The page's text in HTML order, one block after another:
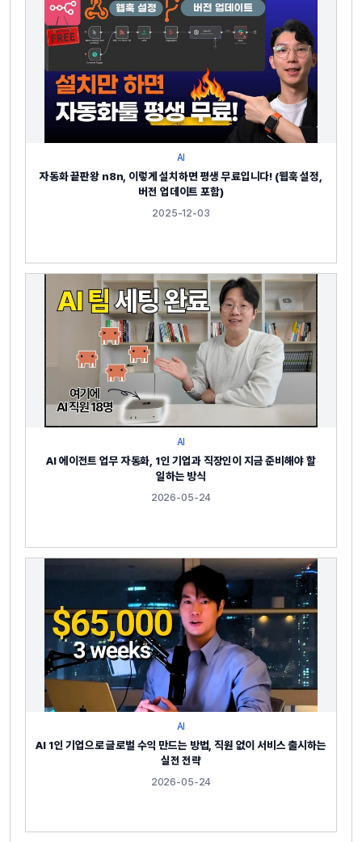
AI
자동화 끝판왕 n8n, 이렇게 설치하면 평생 무료입니다! (웹훅 설정,
버전 업데이트 포함)
2025-12-03
AI
AI 에이전트 업무 자동화, 1인 기업과 직장인이 지금 준비해야 할
일하는 방식
2026-05-24
AI
AI 1인 기업으로 글로벌 수익 만드는 방법, 직원 없이 서비스 출시하는
실전 전략
2026-05-24